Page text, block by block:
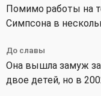
Помимо работы на
Симпсона в
До славы
Она вышла замуж
двое детей, но в